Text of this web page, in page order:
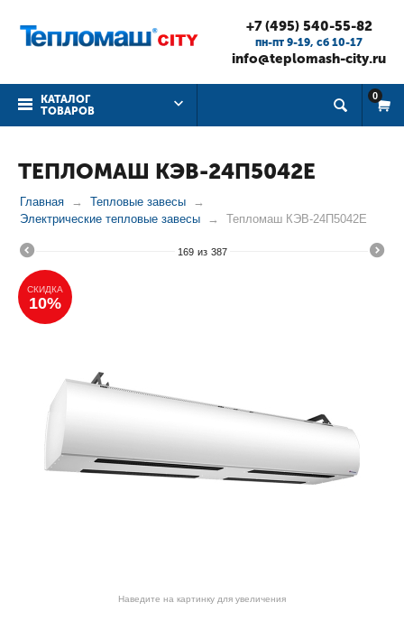
+7 (495) 540-55-82
пн-пт 9-19, cб 10-17
info@teplomash-city.ru
КАТАЛОГ
ТОВАРОВ
0
ТЕПЛОМАШ КЭВ-24П5042Е
Главная
Тепловые завесы
Электрические тепловые завесы
Тепломаш КЭВ-24П5042Е
169 из 387
СКИДКА
10%
Наведите на картинку для увеличения